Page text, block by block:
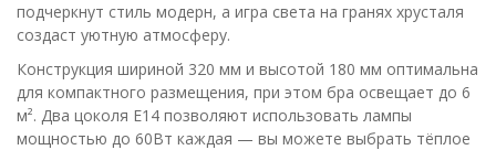
подчеркнут стиль модерн, а игра света на гранях хрусталя
создаст уютную атмосферу.
Конструкция шириной 320 мм и высотой 180 мм оптимальна
для компактного размещения, при этом бра освещает до 6
м². Два цоколя E14 позволяют использовать лампы
мощностью до 60Вт каждая — вы можете выбрать тёплое